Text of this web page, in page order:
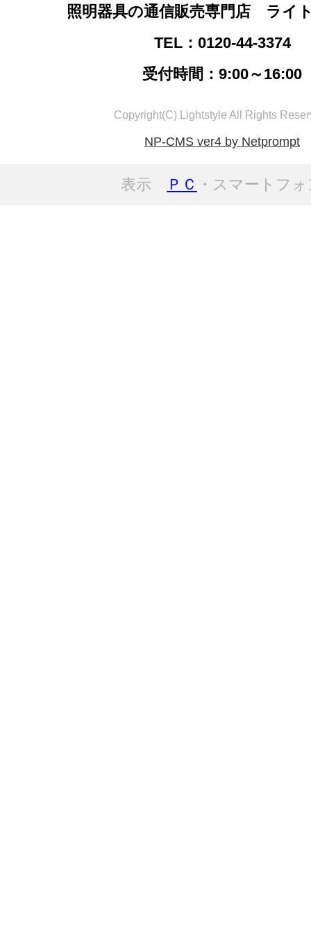
照明器具の通信販売専門店 ライ
TEL：0120-44-3374
受付時間：9:00～16:00
Copyright(C) Lightstyle All Rights
NP-CMS ver4 by Netprompt
表示 ＰＣ ・スマートフ